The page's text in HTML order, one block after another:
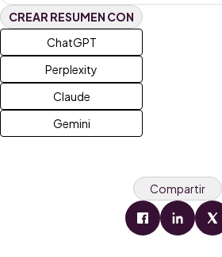
CREAR RESUMEN CON
ChatGPT
Perplexity
Claude
Gemini
Compartir